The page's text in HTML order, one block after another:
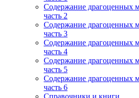
Содержание драгоценных
часть 2
Содержание драгоценных
часть 3
Содержание драгоценных
часть 4
Содержание драгоценных
часть 5
Содержание драгоценных
часть 6
Справочники и книги